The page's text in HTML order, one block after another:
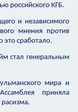
российского КГБ.
и независимого
мнения против
это сработало.
стал генеральным
мира и
приняла